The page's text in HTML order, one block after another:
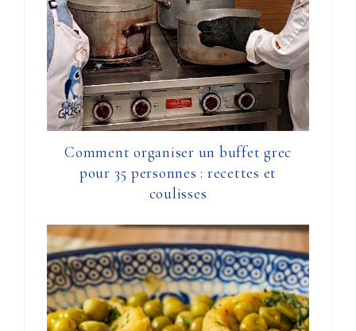
Comment organiser un buffet grec
pour 35 personnes : recettes et
coulisses